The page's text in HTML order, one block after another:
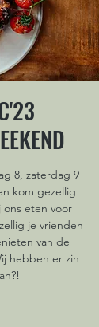
8, zaterdag 9
kom gezellig
ons eten voor
je vrienden
van de
hebben er zin